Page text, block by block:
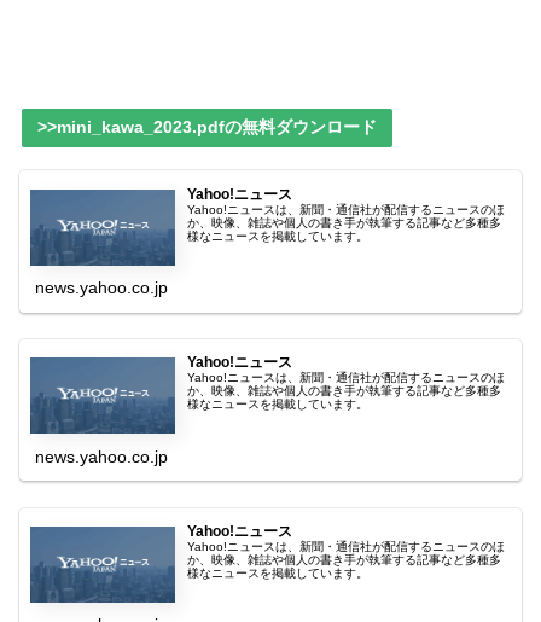
>>mini_kawa_2023.pdfの無料ダウンロード
Yahoo!ニュース
Yahoo!ニュースは、新聞・通信社が配信するニュースのほ
か、映像、雑誌や個人の書き手が執筆する記事など多種多
様なニュースを掲載しています。
news.yahoo.co.jp
Yahoo!ニュース
Yahoo!ニュースは、新聞・通信社が配信するニュースのほ
か、映像、雑誌や個人の書き手が執筆する記事など多種多
様なニュースを掲載しています。
news.yahoo.co.jp
Yahoo!ニュース
Yahoo!ニュースは、新聞・通信社が配信するニュースのほ
か、映像、雑誌や個人の書き手が執筆する記事など多種多
様なニュースを掲載しています。